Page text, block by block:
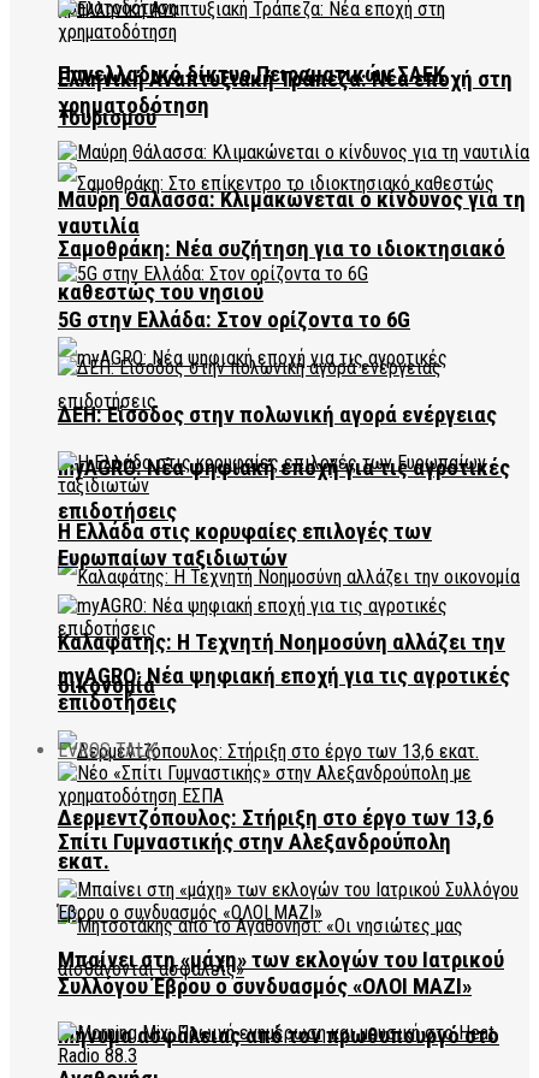
Πανελλαδικό δίκτυο Πειραματικών ΣΑΕΚ
Τουρισμού
Σαμοθράκη: Νέα συζήτηση για το ιδιοκτησιακό
καθεστώς του νησιού
myAGRO: Νέα ψηφιακή εποχή για τις αγροτικές
επιδοτήσεις
Καλαφάτης: Η Τεχνητή Νοημοσύνη αλλάζει την
οικονομία
Δερμεντζόπουλος: Στήριξη στο έργο των 13,6
εκατ.
Μήνυμα ασφάλειας από τον πρωθυπουργό στο
Ελληνική Αναπτυξιακή Τράπεζα: Νέα εποχή στη
χρηματοδότηση
Μαύρη Θάλασσα: Κλιμακώνεται ο κίνδυνος για τη
ναυτιλία
5G στην Ελλάδα: Στον ορίζοντα το 6G
ΔΕΗ: Είσοδος στην πολωνική αγορά ενέργειας
Η Ελλάδα στις κορυφαίες επιλογές των
Ευρωπαίων ταξιδιωτών
myAGRO: Νέα ψηφιακή εποχή για τις αγροτικές
επιδοτήσεις
EVROS TALK
Σπίτι Γυμναστικής στην Αλεξανδρούπολη
Μπαίνει στη «μάχη» των εκλογών του Ιατρικού
Συλλόγου Έβρου ο συνδυασμός «ΟΛΟΙ ΜΑΖΙ»